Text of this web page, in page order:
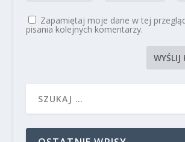
Zapamiętaj moje dane w tej
pisania kolejnych komentarzy.